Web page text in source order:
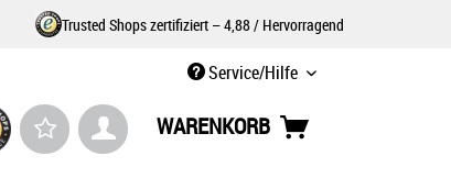
Trusted Shops zertifiziert – 4,88 / Hervorragend
Service/Hilfe
WARENKORB